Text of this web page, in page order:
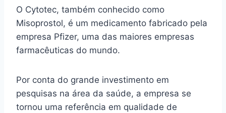
O Cytotec, também conhecido como
Misoprostol, é um medicamento fabricado pela
empresa Pfizer, uma das maiores empresas
farmacêuticas do mundo.
Por conta do grande investimento em
pesquisas na área da saúde, a empresa se
tornou uma referência em qualidade de